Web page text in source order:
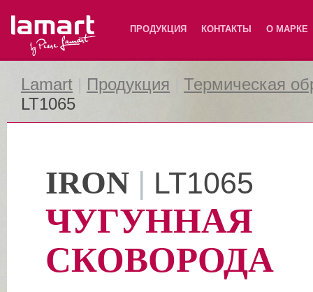
Lamart ПРОДУКЦИЯ КОНТАКТЫ О МАРКЕ
Lamart Продукция
Термическая
LT1065
IRON | LT1065
ЧУГУННАЯ
СКОВОРОДА